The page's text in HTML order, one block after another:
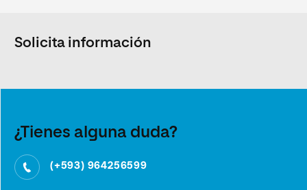
Solicita información
¿Tienes alguna duda?
(+593) 964256599